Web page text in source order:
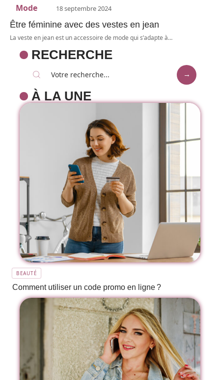
Mode 18 septembre 2024
Être féminine avec des vestes en jean
La veste en jean est un accessoire de mode qui s’adapte à…
RECHERCHE
À LA UNE
BEAUTÉ
Comment utiliser un code promo en ligne ?